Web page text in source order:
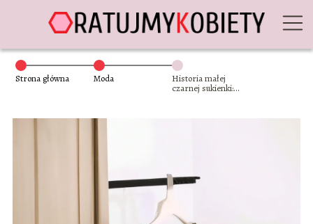
Strona główna Moda
Historia małej
czarnej sukienki: